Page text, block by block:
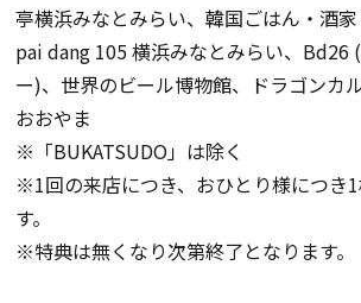
亭横浜みなとみらい、韓国ごはん・酒
pai dang 105 横浜みなとみらい、Bd26
ー)、世界のビール博物館、ドラゴンカ
おおやま
※「BUKATSUDO」は除く
※1回の来店につき、おひとり様につき
す。
※特典は無くなり次第終了となります。